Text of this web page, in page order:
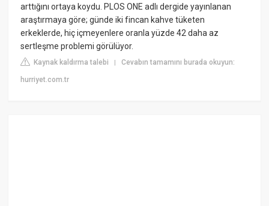
arttığını ortaya koydu. PLOS ONE adlı dergide yayınlanan
araştırmaya göre; günde iki fincan kahve tüketen
erkeklerde, hiç içmeyenlere oranla yüzde 42 daha az
sertleşme problemi görülüyor.
Kaynak kaldırma talebi |Cevabın tamamını burada okuyun:
hurriyet.com.tr